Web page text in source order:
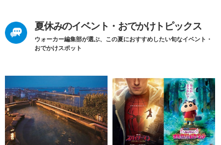
夏休みのイベント・おでかけトピックス
ウォーカー編集部が選ぶ、この夏におすすめしたい旬なイベント・
おでかけスポット